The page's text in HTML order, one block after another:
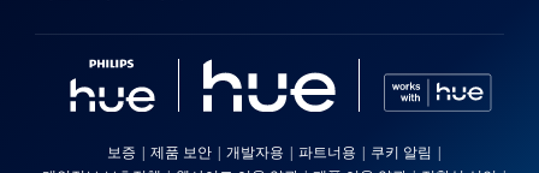
보증 제품 보안 개발자용 파트너용
쿠키 알림